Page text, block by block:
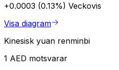
+0.0003 (0.13%) Veckovis
Visa diagram
Kinesisk yuan renminbi
1 AED motsvarar